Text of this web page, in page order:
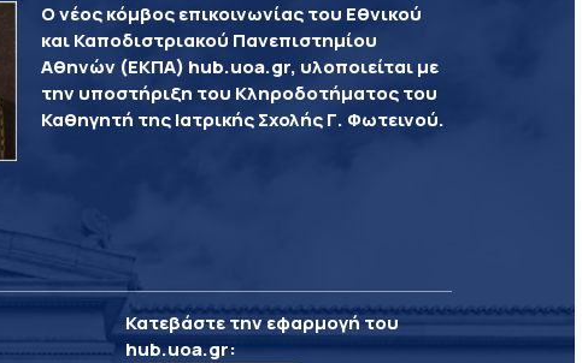
Ο νέος κόμβος επικοινωνίας του Εθνικού
και Καποδιστριακού Πανεπιστημίου
Αθηνών (ΕΚΠΑ) hub.uoa.gr, υλοποιείται με
την υποστήριξη του Κληροδοτήματος του
Καθηγητή της Ιατρικής Σχολής Γ. Φωτεινού.
Κατεβάστε την εφαρμογή του
hub.uoa.gr: